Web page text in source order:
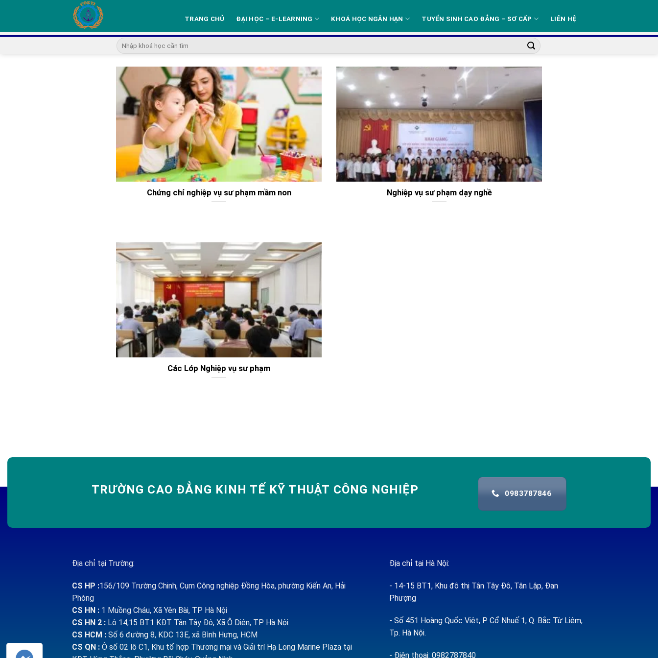
content
TRANG CHỦ ĐẠI HỌC – E-LEARNING KHOÁ HỌC NGẮN HẠN TUYỂN SINH CAO ĐẲNG – SƠ CẤP LIÊN HỆ
Chứng chỉ nghiệp vụ sư phạm mầm non Nghiệp vụ sư phạm dạy nghề
Các Lớp Nghiệp vụ sư phạm
TRƯỜNG CAO ĐẲNG KINH TẾ KỸ THUẬT CÔNG NGHIỆP 0983787846
Địa chỉ tại Trường:
CS HP :156/109 Trường Chinh, Cụm Công nghiệp Đồng Hòa, phường Kiến An, Hải
Phòng
CS HN : 1 Muồng Cháu, Xã Yên Bài, TP Hà Nội
CS HN 2 : Lô 14,15 BT1 KĐT Tân Tây Đô, Xã Ô Diên, TP Hà Nội
CS HCM : Số 6 đường 8, KDC 13E, xã Bình Hưng, HCM
CS QN : Ô số 02 lô C1, Khu tổ hợp Thương mại và Giải trí Hạ Long Marine Plaza tại
Địa chỉ tại Hà Nội:
- 14-15 BT1, Khu đô thị Tân Tây Đô, Tân Lập, Đan
Phượng
- Số 451 Hoàng Quốc Việt, P. Cổ Nhuế 1, Q. Bắc Từ Liêm,
Tp. Hà Nội.
- Điện thoại: 0982787840